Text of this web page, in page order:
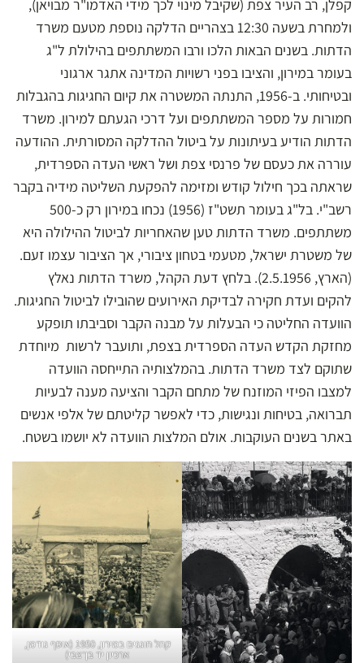
קפלן, רב העיר צפת (שקיבל מינוי לכך מידי האדמו"ר מבויאן),
ולמחרת בשעה 12:30 בצהריים הדלקה נוספת מטעם משרד
הדתות. בשנים הבאות הלכו ורבו המשתתפים בהילולת ל"ג
בעומר במירון, והציבו בפני רשויות המדינה אתגר ארגוני
ובטיחותי. ב-1956, התנתה המשטרה את קיום החגיגות בהגבלות
חמורות על מספר המשתתפים ועל דרכי הגעתם למירון. משרד
הדתות הודיע בעיתונות על ביטול ההדלקה המסורתית. ההודעה
עוררה את כעסם של פרנסי צפת ושל ראשי העדה הספרדית,
שראתה בכך חילול קודש ומזימה להפקעת השליטה מידיה בקבר
רשב"י. בל"ג בעומר תשט"ז (1956) נכחו במירון רק כ-500
משתתפים. משרד הדתות טען שהאחריות לביטול ההילולה היא
של משטרת ישראל, מטעמי בטחון ציבורי, אך הציבור עצמו זעם.
(הארץ, 2.5.1956). בלחץ דעת הקהל, משרד הדתות נאלץ
להקים ועדת חקירה לבדיקת האירועים שהובילו לביטול החגיגות.
הוועדה החליטה כי הבעלות על מבנה הקבר וסביבתו תופקע
מחזקת הקדש העדה הספרדית בצפת, ותועבר לרשות מיוחדת
שתוקם לצד משרד הדתות. בהמלצותיה התייחסה הוועדה
למצבו הפיזי המוזנח של מתחם הקבר והציעה מענה לבעיות
תברואה, בטיחות ונגישות, כדי לאפשר קליטתם של אלפי אנשים
באתר בשנים העוקבות. אולם המלצות הוועדה לא יושמו בשטח.
קהל חוגגים במירון, 1950 (אוסף גודמן,
ארכיון יד בן־צבי)